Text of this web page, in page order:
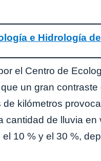
e Hidrología
el Centro de
un gran
kilómetros
cantidad de lluvia
10 % y el 30 %,